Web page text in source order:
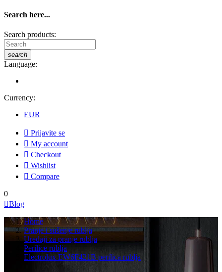
Search here...
Search products:
search
Language:
Currency:
EUR
 Prijavite se
 My account
 Checkout
 Wishlist
 Compare
0
Blog
Home
Pranje i sušenje rublja
Uređaji za pranje rublja
Perilice rublja
Electrolux EW6F421B perilica rublja